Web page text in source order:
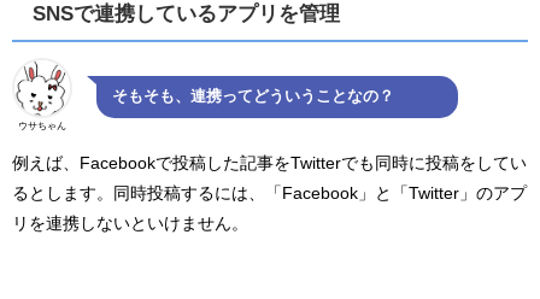
SNSで連携しているアプリを管理
ウサちゃん
そもそも、連携ってどういうことなの？
例えば、Facebookで投稿した記事をTwitterでも同時に投稿をしてい
るとします。同時投稿するには、「Facebook」と「Twitter」のアプ
リを連携しないといけません。